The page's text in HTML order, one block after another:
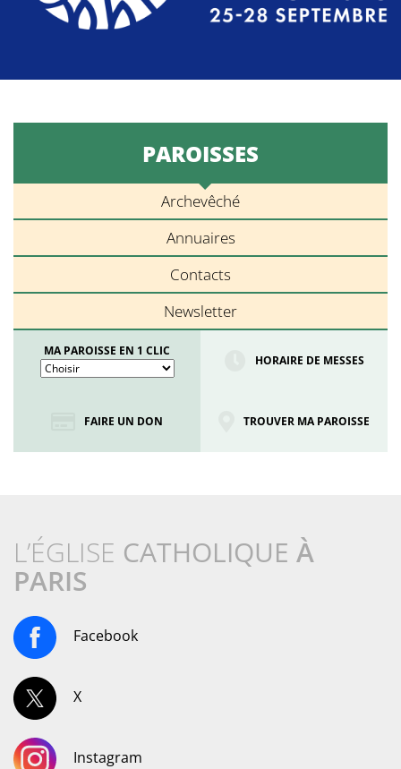
PAROISSES
Archevêché
Annuaires
Contacts
Newsletter
MA PAROISSE EN 1 CLIC
HORAIRE DE MESSES
FAIRE UN DON TROUVER MA PAROISSE
L’ÉGLISE CATHOLIQUE À
PARIS
Facebook
X
Instagram